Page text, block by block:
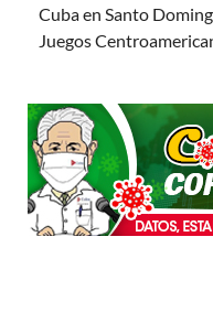
Cuba en Santo
Juegos